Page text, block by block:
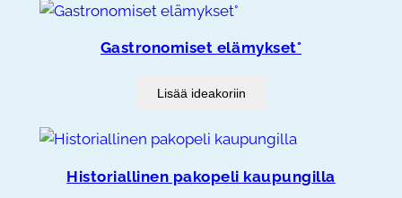
Gastronomiset elämykset°
Lisää ideakoriin
Historiallinen pakopeli kaupungilla